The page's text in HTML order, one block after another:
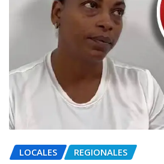
LOCALES REGIONALES